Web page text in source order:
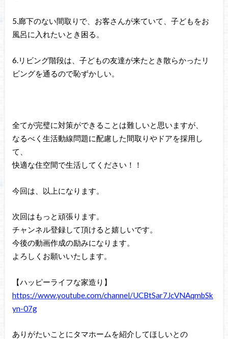
5.廊下のない間取りで、お客さんが来ていて、子どもをお
風呂に入れたいとき困る。
6.リビング階段は、子どもの友達が来たとき散らかったリ
ビングを通るので恥ずかしい。
全てが完璧に対策ができることは難しいと思いますが、
なるべく生活動線問題に配慮した間取りやドアを採用し
て、
快適な住空間で生活してください！！
今回は、以上になります。
次回はもっと頑張ります。
チャンネル登録して頂けると嬉しいです。
今後の動画作成の励みになります。
よろしくお願いいたします。
【ハッピーライフな家造り】
https://www.youtube.com/channel/UCBtSar7JcVNAqmbSk
yn-07g
ありがたいことにタマホームを紹介してほしいとの